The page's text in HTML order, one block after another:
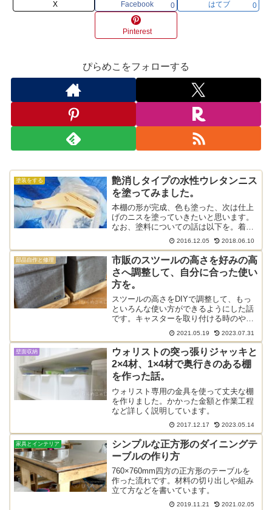
X Facebook 0 はてブ 0
Pinterest
ぴらめこをフォローする
塗装をする
艶消しタイプの水性ウレタンニス
を塗ってみました。
本棚の形が完成、色も塗った、次は仕上
げのニスを塗っていきたいと思います。
なお、塗料についての話は以下を。着色
に使ったのは白の水性ステインです。今
回は最終工程の水性ウレタンニスを塗る
作業の話です。水性ウレタンニスを塗る
時に必要な道具。今回使っ...
2016.12.05 2018.06.10
部品自作と修理
市販のスツールの高さを好みの高
さへ調整して、自分に合った使い
方を。
スツールの高さをDIYで調整して、もっ
といろんな使い方ができるようにした話
です。キャスターを取り付ける時のやり
方についても。自分好みの台車づくりの
2021.05.19 2023.07.31
壁面収納
ウォリストの突っ張りジャッキと
2×4材、1×4材で奥行きのある棚
を作った話。
ウォリスト専用の金具を使って丈夫な棚
を作りました。かかった金額と作業工程
など詳しく説明しています。
2017.12.17 2023.05.14
家具とインテリア
シンプルな正方形のダイニングテ
ーブルの作り方
760×760mm四方の正方形のテーブルを
作った流れです。材料の切り出しや組み
立て方などを書いています。
2019.11.21 2021.02.05